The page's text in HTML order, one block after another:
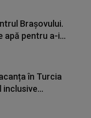
Brașovului.
apă pentru a-i...
în Turcia
inclusive...